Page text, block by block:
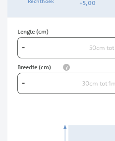
+5,00
Lengte (cm)
-
Breedte (cm) info
-